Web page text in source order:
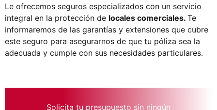
Le ofrecemos seguros especializados con un servicio
integral en la protección de locales comerciales. Te
informaremos de las garantías y extensiones que cubre
este seguro para asegurarnos de que tu póliza sea la
adecuada y cumple con sus necesidades particulares.
Solicita tu presupuesto sin ningún